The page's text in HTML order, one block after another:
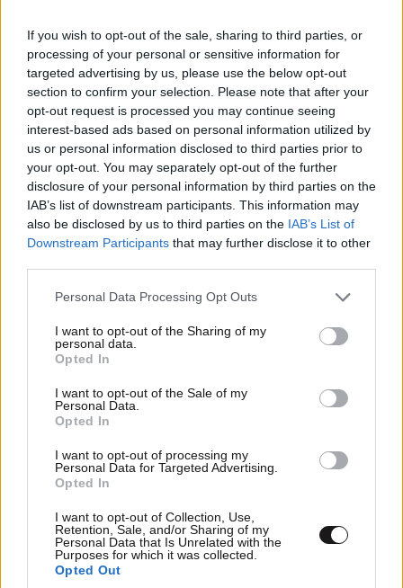
If you wish to opt-out of the sale, sharing to third parties, or
processing of your personal or sensitive information for
targeted advertising by us, please use the below opt-out
section to confirm your selection. Please note that after your
opt-out request is processed you may continue seeing
interest-based ads based on personal information utilized by
us or personal information disclosed to third parties prior to
your opt-out. You may separately opt-out of the further
disclosure of your personal information by third parties on the
IAB’s list of downstream participants. This information may
also be disclosed by us to third parties on the IAB’s List of
Downstream Participants that may further disclose it to other
Please note that this website/app uses one or more Google
not limited to your visit or usage behaviour. You may click to
grant or deny consent to Google and its third-party tags to
use your data for below specified purposes in below Google
consent section.
Personal Data Processing Opt Outs
I want to opt-out of the Sharing of my
personal data.
Opted In
I want to opt-out of the Sale of my
Personal Data.
Opted In
I want to opt-out of processing my
Personal Data for Targeted Advertising.
Opted In
I want to opt-out of Collection, Use,
Retention, Sale, and/or Sharing of my
Personal Data that Is Unrelated with the
Purposes for which it was collected.
Opted Out